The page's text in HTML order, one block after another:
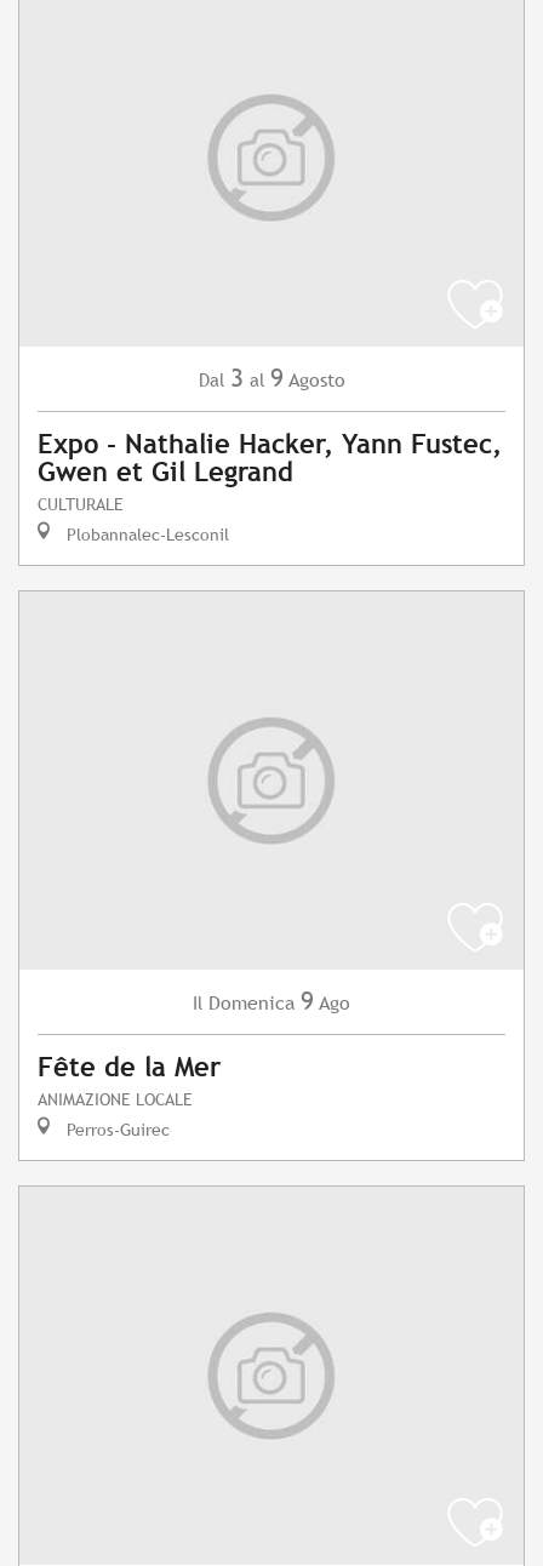
Dal 3 al 9 Agosto
Expo - Nathalie Hacker, Yann Fustec,
Gwen et Gil Legrand
CULTURALE
Plobannalec-Lesconil
Il Domenica 9 Ago
Fête de la Mer
ANIMAZIONE LOCALE
Perros-Guirec